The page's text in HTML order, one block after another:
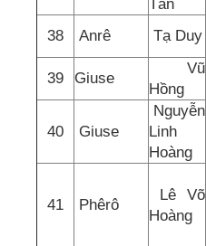
Tấn
38 Anrê Tạ Duy
39 Giuse
Vũ
Hồng
40 Giuse
Nguyễn
Linh
Hoàng
41 Phêrô
Lê Võ
Hoàng